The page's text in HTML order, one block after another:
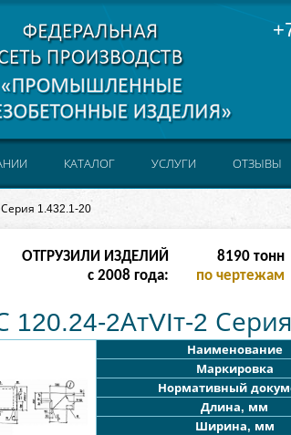
1.432.1-20
КАТАЛОГ УСЛУГИ ОТЗЫВЫ
ОТГРУЗИЛИ ИЗДЕЛИЙ
с 2008 года:
8190тонн
по чертежам
120.24-2АтVIт-2
Наименование
Маркировка
Нормативный
Длина, мм
Ширина, мм